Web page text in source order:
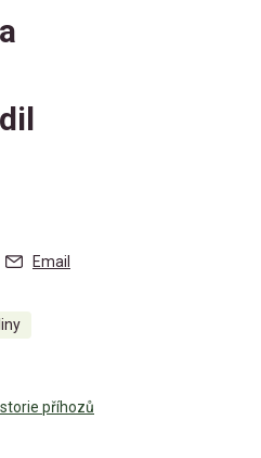
Email
příhozů